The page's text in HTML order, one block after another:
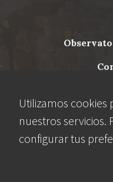
Utilizamos cookies
nuestros
configurar tus
Menu